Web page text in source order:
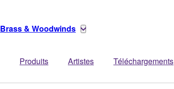
Brass & Woodwinds
Produits Artistes Téléchargements